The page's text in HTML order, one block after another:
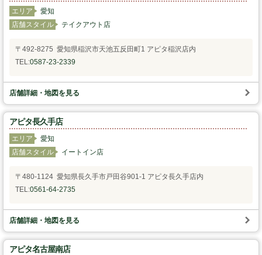
エリア
愛知
店舗スタイル
テイクアウト店
〒492-8275 愛知県稲沢市天池五反田町1 アピタ稲沢店内
TEL:0587-23-2339
店舗詳細・地図を見る
アピタ長久手店
エリア
愛知
店舗スタイル
イートイン店
〒480-1124 愛知県長久手市戸田谷901-1 アピタ長久手店内
TEL:0561-64-2735
店舗詳細・地図を見る
アピタ名古屋南店
スタッフの心得
会社情報
採用情報
本社 〒103-0024
TEL 03-3662-2582(代表)
Rights Reserved.